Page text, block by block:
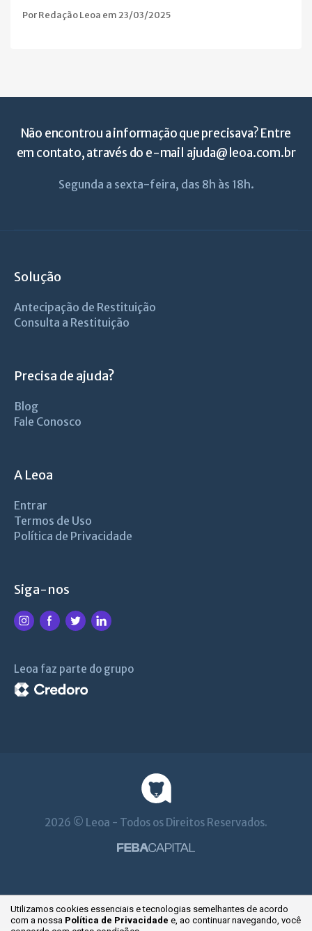
Por Redação Leoa em 23/03/2025
Utilizamos cookies essenciais e tecnologias semelhantes de acordo
com a nossa Política de Privacidade e, ao continuarnavegando, você
Não encontrou a informação que precisava? Entre
em contato, através do e-mail ajuda@leoa.com.br
Segunda a sexta-feira, das 8h às 18h.
Solução
Antecipação de Restituição
Consulta a Restituição
Precisa de ajuda?
Blog
Fale Conosco
A Leoa
Entrar
Termos de Uso
Política de Privacidade
Siga-nos
Leoa faz parte do grupo
2026 © Leoa - Todos os Direitos Reservados.